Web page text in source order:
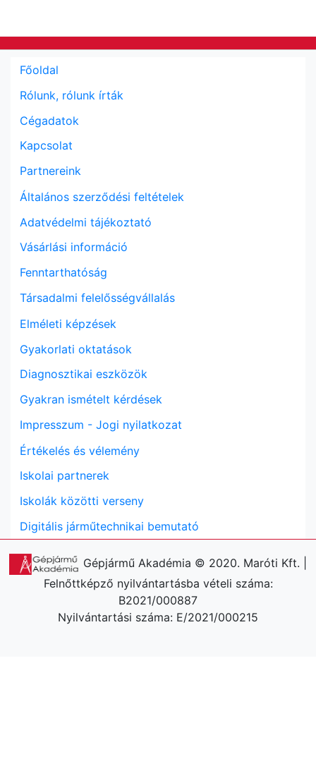
Főoldal
Rólunk, rólunk írták
Cégadatok
Kapcsolat
Partnereink
Általános szerződési feltételek
Adatvédelmi tájékoztató
Vásárlási információ
Fenntarthatóság
Társadalmi felelősségvállalás
Elméleti képzések
Gyakorlati oktatások
Diagnosztikai eszközök
Gyakran ismételt kérdések
Impresszum - Jogi nyilatkozat
Értékelés és vélemény
Iskolai partnerek
Iskolák közötti verseny
Digitális járműtechnikai bemutató
Gépjármű Akadémia © 2020. Maróti Kft. |
Felnőttképző nyilvántartásba vételi száma:
B2021/000887
Nyilvántartási száma: E/2021/000215